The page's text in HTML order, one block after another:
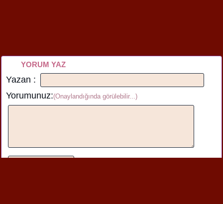
YORUM YAZ
Yazan :
Yorumunuz:(Onaylandığında görülebilir...)